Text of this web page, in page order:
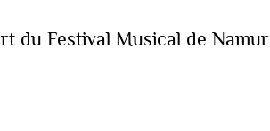
du Festival Musical de Namur